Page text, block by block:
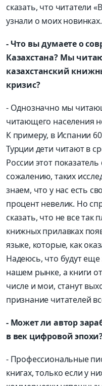
сказать, что читатели
узнали о моих новинках.
- Что вы думаете о
Казахстана? Мы
казахстанский
кризис?
- Однозначно мы
читающего населения
К примеру, в Испании
Турции дети читают в
России этот
сожалению, таких
знаем, что у нас есть
процент невелик. Но
сказать, что не все так
книжных прилавках
языке, которые, как
Надеюсь, что будут
нашем рынке, а книги
числе и мои, станут
признание читателей
- Может ли автор
в век цифровой
- Профессиональные
книгах, только если у